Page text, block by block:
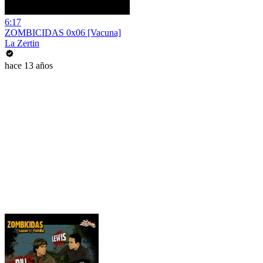
6:17
ZOMBICIDAS 0x06 [Vacuna]
La Zertin
hace 13 años